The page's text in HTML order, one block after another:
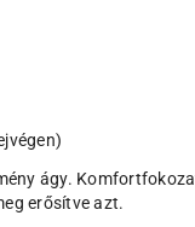
ágy.
erősítve azt.